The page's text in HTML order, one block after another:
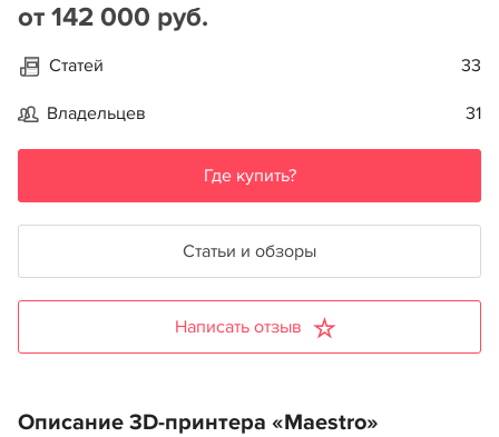
от 142 000 руб.
Статей 33
Владельцев 31
Где купить?
Статьи и обзоры
Написать отзыв
Описание 3D-принтера «Maestro»